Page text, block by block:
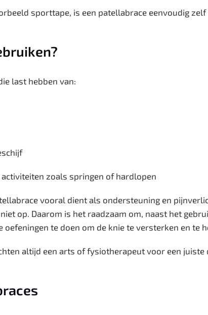
sporttape, is een patellabrace eenvoudig zelf
last hebben van:
zoals springen of hardlopen
vooral dient als ondersteuning en
op. Daarom is het raadzaam om, naast het
te doen om de knie te versterken en te
altijd een arts of fysiotherapeut voor een juiste